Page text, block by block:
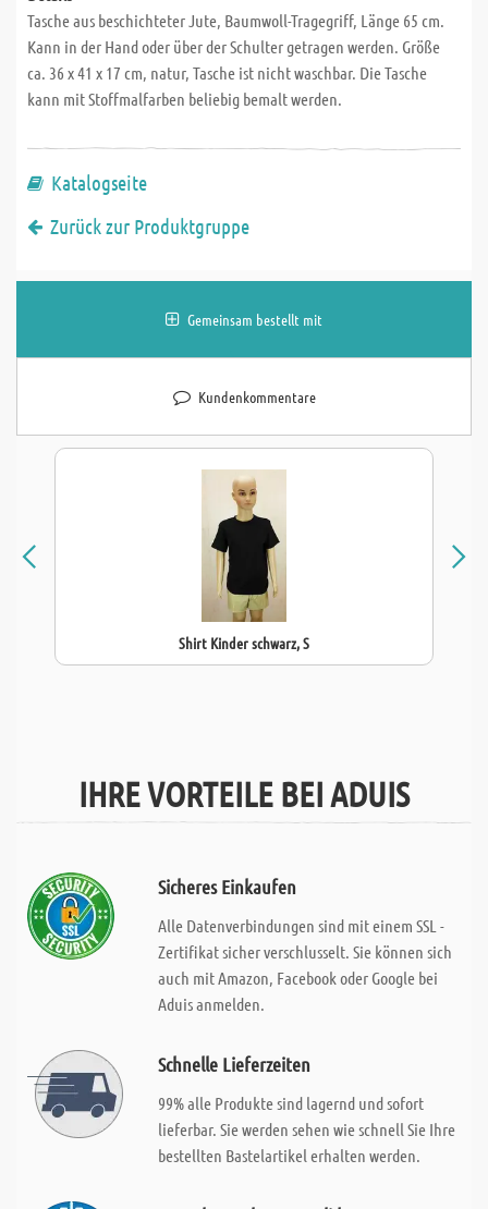
Tasche aus beschichteter Jute, Baumwoll-Tragegriff, Länge 65 cm.
Kann in der Hand oder über der Schulter getragen werden. Größe
ca. 36 x 41 x 17 cm, natur, Tasche ist nicht waschbar. Die Tasche
kann mit Stoffmalfarben beliebig bemalt werden.
Katalogseite
Zurück zur Produktgruppe
Gemeinsam bestellt mit
Kundenkommentare
Shirt Kinder schwarz, S
IHRE VORTEILE BEI ADUIS
Sicheres Einkaufen
Alle Datenverbindungen sind mit einem SSL -
Zertifikat sicher verschlusselt. Sie können sich
auch mit Amazon, Facebook oder Google bei
Aduis anmelden.
Schnelle Lieferzeiten
99% alle Produkte sind lagernd und sofort
lieferbar. Sie werden sehen wie schnell Sie Ihre
bestellten Bastelartikel erhalten werden.